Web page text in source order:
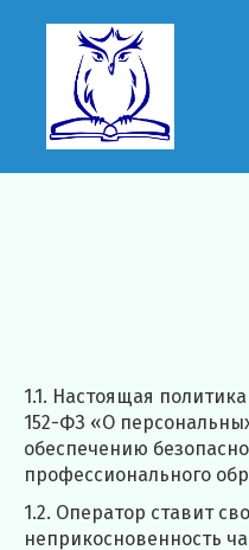
1.1. Настоящая
152-ФЗ «О
обеспечению
профессионального
1.2. Оператор ставит
неприкосновенность